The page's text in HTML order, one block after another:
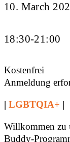
10. March
18:30-21:00
Kostenfrei
Anmeldung
|LGBTQIA+ |
Willkommen zu
Buddy-